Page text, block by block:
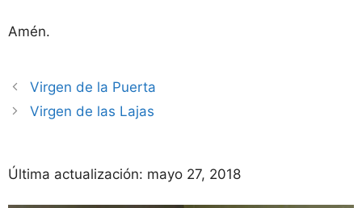
Amén.
Virgen de la Puerta
Virgen de las Lajas
Última actualización: mayo 27, 2018